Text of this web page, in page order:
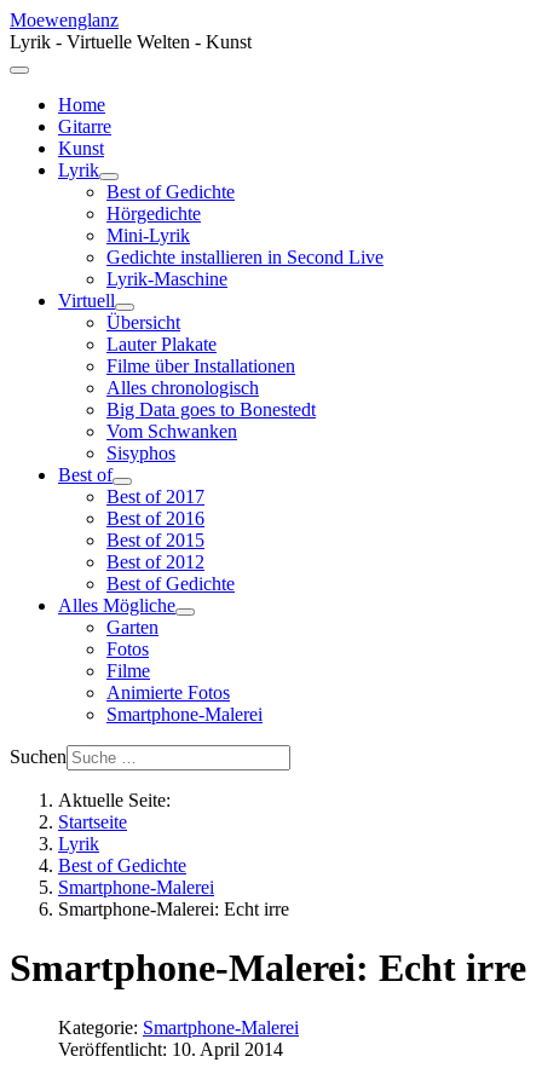
Moewenglanz
Lyrik - Virtuelle Welten - Kunst
Home
Gitarre
Kunst
Lyrik
Best of Gedichte
Hörgedichte
Mini-Lyrik
Gedichte installieren in Second Live
Lyrik-Maschine
Virtuell
Übersicht
Lauter Plakate
Filme über Installationen
Alles chronologisch
Big Data goes to Bonestedt
Vom Schwanken
Sisyphos
Best of
Best of 2017
Best of 2016
Best of 2015
Best of 2012
Best of Gedichte
Alles Mögliche
Garten
Fotos
Filme
Animierte Fotos
Smartphone-Malerei
Suchen
Aktuelle Seite:
Startseite
Lyrik
Best of Gedichte
Smartphone-Malerei
Smartphone-Malerei: Echt irre
Smartphone-Malerei: Echt irre
Kategorie: Smartphone-Malerei
Veröffentlicht: 10. April 2014